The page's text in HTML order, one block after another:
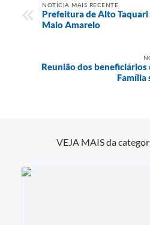
NOTÍCIA MAIS RECENTE
Prefeitura de Alto
Maio Amarelo
Reunião dos
Família
VEJA MAIS da